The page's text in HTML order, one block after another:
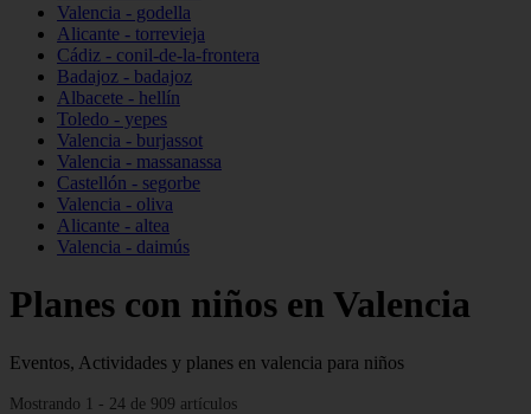
Valencia - godella
Alicante - torrevieja
Cádiz - conil-de-la-frontera
Badajoz - badajoz
Albacete - hellín
Toledo - yepes
Valencia - burjassot
Valencia - massanassa
Castellón - segorbe
Valencia - oliva
Alicante - altea
Valencia - daimús
Planes con niños en Valencia
Eventos, Actividades y planes en valencia para niños
Mostrando 1 - 24 de 909 artículos